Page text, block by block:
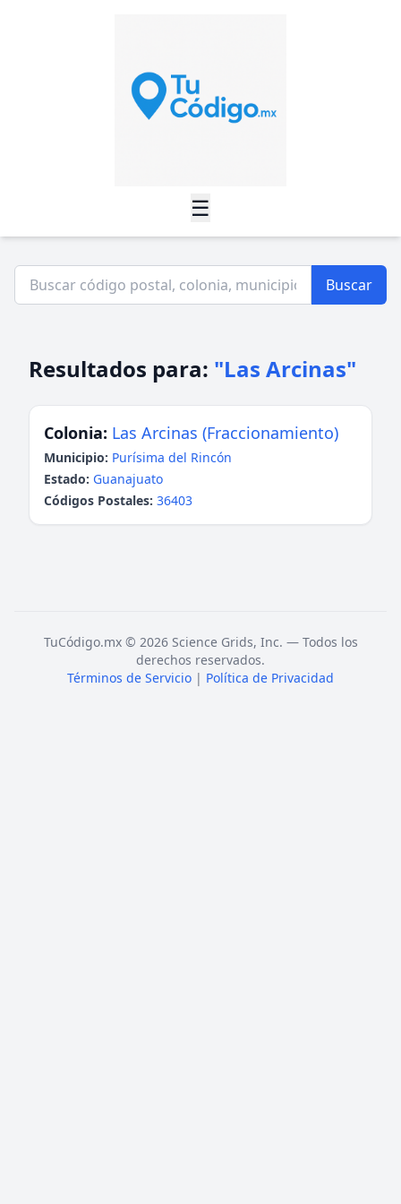
☰
Buscar
Resultados para: "Las Arcinas"
Colonia: Las Arcinas (Fraccionamiento)
Municipio: Purísima del Rincón
Estado: Guanajuato
Códigos Postales: 36403
TuCódigo.mx © 2026 Science Grids, Inc. — Todos los
derechos reservados.
Términos de Servicio | Política de Privacidad